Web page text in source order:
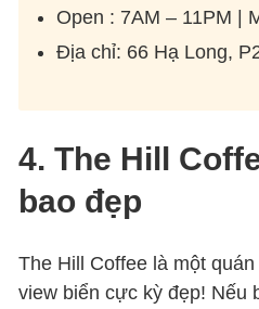
Open : 7AM – 11PM |
Địa chỉ: 66 Hạ Long,
4. The Hill
bao đẹp
The Hill Coffee là một
view biển cực kỳ đẹp! Nếu